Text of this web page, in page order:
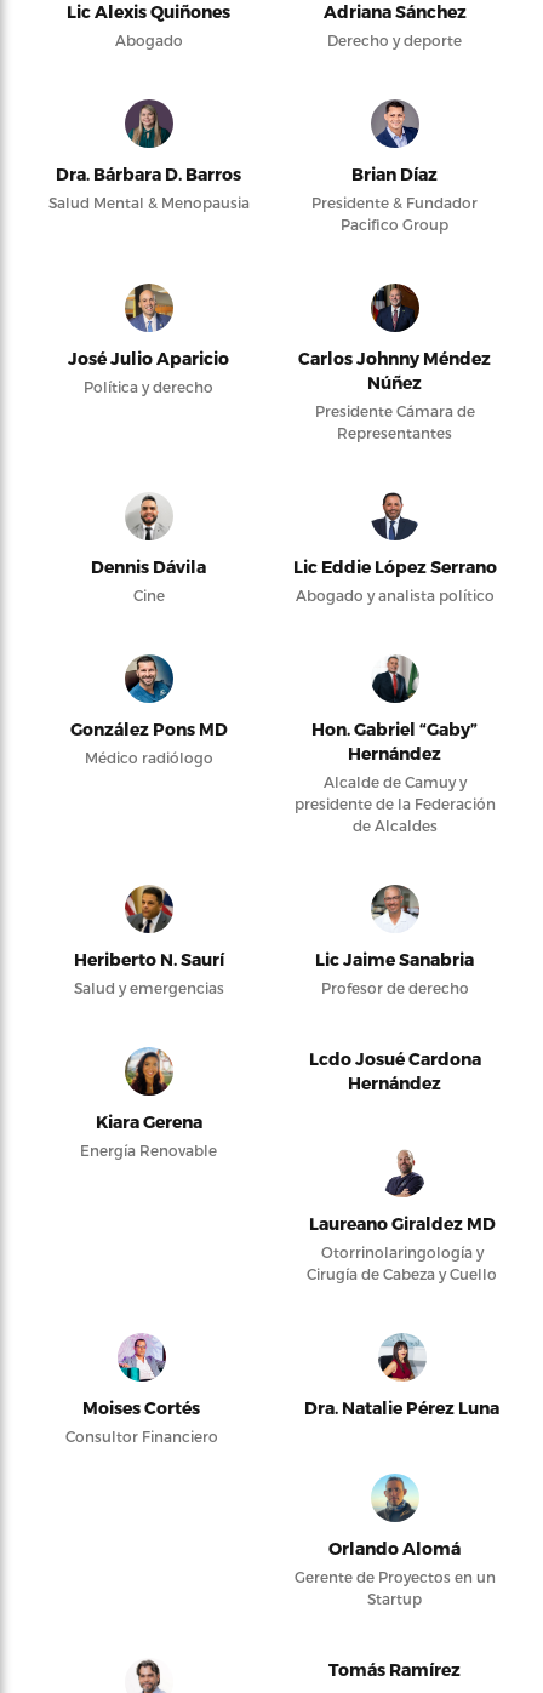
Lic Alexis Quiñones
Abogado
Adriana Sánchez
Derecho y deporte
Dra. Bárbara D. Barros
Salud Mental & Menopausia
Brian Díaz
Presidente & Fundador
Pacifico Group
José Julio Aparicio
Política y derecho
Carlos Johnny Méndez
Núñez
Presidente Cámara de
Representantes
Dennis Dávila
Cine
Lic Eddie López Serrano
Abogado y analista político
González Pons MD
Médico radiólogo
Hon. Gabriel “Gaby”
Hernández
Alcalde de Camuy y
presidente de la Federación
de Alcaldes
Heriberto N. Saurí
Salud y emergencias
Lic Jaime Sanabria
Profesor de derecho
Kiara Gerena
Energía Renovable
Lcdo Josué Cardona
Hernández
Laureano Giraldez MD
Otorrinolaringología y
Cirugía de Cabeza y Cuello
Moises Cortés
Consultor Financiero
Dra. Natalie Pérez Luna
Orlando Alomá
Gerente de Proyectos en un
Startup
Tomás Ramírez